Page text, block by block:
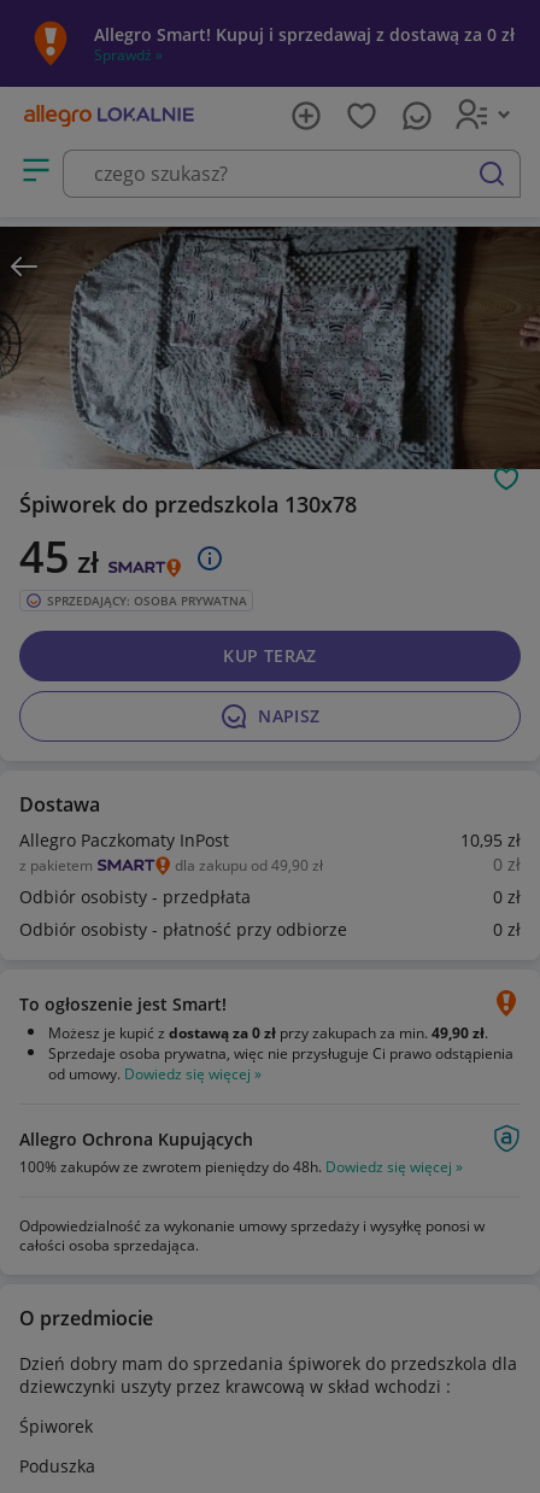
Allegro Smart! Kupuj i sprzedawaj z dostawą za 0 zł
Sprawdź »
Otwórz menu z kategoriami
szukaj
Śpiworek do przedszkola 130x78
45 zł
SPRZEDAJĄCY: OSOBA PRYWATNA
NAPISZ
KUP TERAZ
Dostawa
Allegro Paczkomaty InPost 10,95 zł
z pakietem dla zakupu od 49,90 zł 0 zł
Odbiór osobisty - przedpłata
0 zł
Odbiór osobisty - płatność przy odbiorze
0 zł
To ogłoszenie jest Smart!
Możesz je kupić z dostawą za 0 zł przy zakupach za min. 49,90 zł.
Sprzedaje osoba prywatna, więc nie przysługuje Ci prawo odstąpienia
od umowy. Dowiedz się więcej »
Allegro Ochrona Kupujących
100% zakupów ze zwrotem pieniędzy do 48h. Dowiedz się więcej »
Odpowiedzialność za wykonanie umowy sprzedaży i wysyłkę ponosi w
całości osoba sprzedająca.
O przedmiocie
Dzień dobry mam do sprzedania śpiworek do przedszkola dla
dziewczynki uszyty przez krawcową w skład wchodzi :
Śpiworek
Poduszka